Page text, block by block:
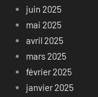
juin 2025
mai 2025
avril 2025
mars 2025
février 2025
janvier 2025